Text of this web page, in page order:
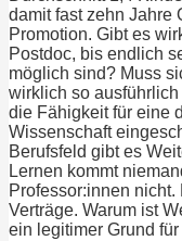
damit fast zehn Jahre
Promotion. Gibt es
Postdoc, bis endlich
möglich sind? Muss
wirklich so
die Fähigkeit für eine
Wissenschaft
Berufsfeld gibt es
Lernen kommt
Professor:innen
Verträge. Warum ist
ein legitimer Grund